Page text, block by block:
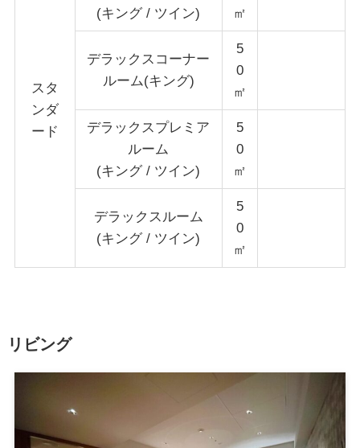
スタ
ンダ
ード
(キング / ツイン)
㎡
デラックスコーナー
ルーム(キング)
5
0
㎡
デラックスプレミア
ルーム
(キング / ツイン)
5
0
㎡
デラックスルーム
(キング / ツイン)
5
0
㎡
リビング